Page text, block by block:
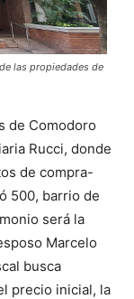
las propiedades de
de Comodoro
Rucci, donde
de compra-
500, barrio de
será la
Marcelo
busca
precio inicial, la